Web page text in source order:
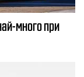
много при